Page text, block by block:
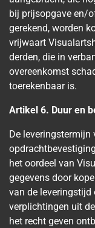
bij prijsopgave en/
gerekend, worden
vrijwaart
derden, die in
overeenkomst
toerekenbaar is.
Artikel 6. Duur en
De
het oordeel van
gegevens door
van de
verplichtingen uit
het recht geven